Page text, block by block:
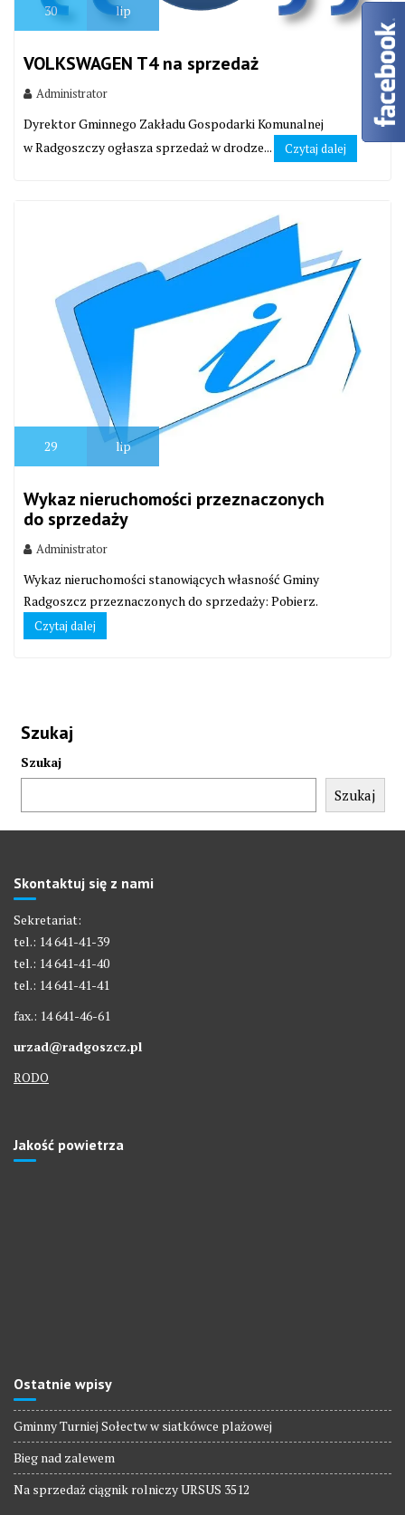
30 lip
VOLKSWAGEN T4 na sprzedaż
Administrator
Dyrektor Gminnego Zakładu Gospodarki Komunalnej
w Radgoszczy ogłasza sprzedaż w drodze...
Czytaj dalej
29 lip
Wykaz nieruchomości przeznaczonych
do sprzedaży
Administrator
Wykaz nieruchomości stanowiących własność Gminy
Radgoszcz przeznaczonych do sprzedaży: Pobierz.
Czytaj dalej
Szukaj
Szukaj
Szukaj
Skontaktuj się z nami
Sekretariat:
tel.: 14 641-41-39
tel.: 14 641-41-40
tel.: 14 641-41-41
fax.: 14 641-46-61
urzad@radgoszcz.pl
RODO
Jakość powietrza
Ostatnie wpisy
Gminny Turniej Sołectw w siatkówce plażowej
Bieg nad zalewem
Na sprzedaż ciągnik rolniczy URSUS 3512